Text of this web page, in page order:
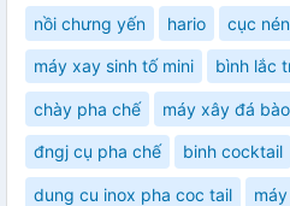
nồi chưng yến hario cục
máy xay sinh tố mini bình lắc
chày pha chế máy xây đá bào
đngj cụ pha chế binh cocktail
dung cu inox pha coc tail